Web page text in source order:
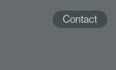
Contact